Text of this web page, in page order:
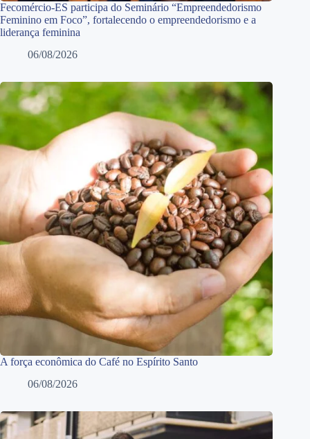
Fecomércio-ES participa do Seminário “Empreendedorismo
Feminino em Foco”, fortalecendo o empreendedorismo e a
liderança feminina
06/08/2026
A força econômica do Café no Espírito Santo
06/08/2026